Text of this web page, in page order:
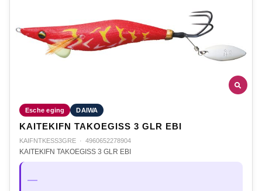
Esche eging DAIWA
KAITEKIFN TAKOEGISS 3 GLR EBI
KAIFNTKESS3GRE · 4960652278904
KAITEKIFN TAKOEGISS 3 GLR EBI
—